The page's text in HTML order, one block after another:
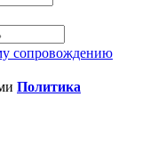
сопровождению
Политика